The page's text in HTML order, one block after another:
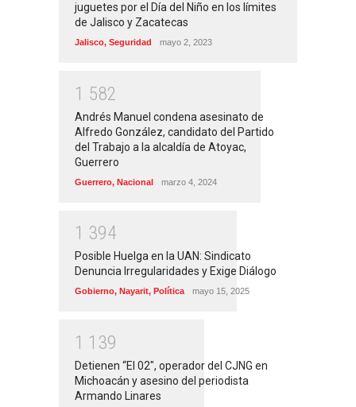
juguetes por el Día del Niño en los límites
de Jalisco y Zacatecas
Jalisco, Seguridad mayo 2, 2023
1 582
Andrés Manuel condena asesinato de
Alfredo González, candidato del Partido
del Trabajo a la alcaldía de Atoyac,
Guerrero
Guerrero, Nacional marzo 4, 2024
1 394
Posible Huelga en la UAN: Sindicato
Denuncia Irregularidades y Exige Diálogo
Gobierno, Nayarit, Política mayo 15, 2025
1 1 39
Detienen “El 02″, operador del CJNG en
Michoacán y asesino del periodista
Armando Linares